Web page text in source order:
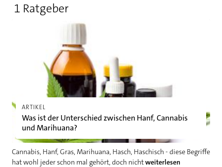
1 Ratgeber
ARTIKEL
Was ist der Unterschied zwischen Hanf, Cannabis
und Marihuana?
Cannabis, Hanf, Gras, Marihuana, Hasch, Haschisch - diese Begriffe
hat wohl jeder schon mal gehört, doch nichtweiterlesen
Was ist der Unterschied zwischen Hanf, Cannabis und